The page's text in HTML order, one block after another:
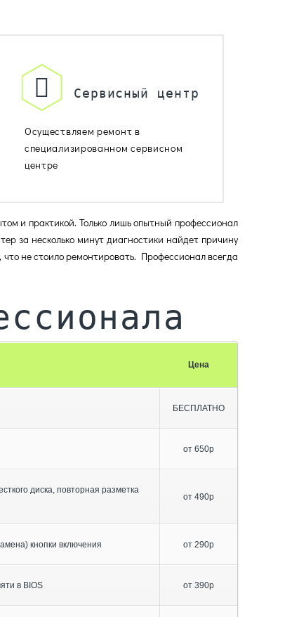
Сервисный центр
Осуществляем ремонт в
специализированном сервисном
центре
и практикой. Только лишь опытный профессионал
за несколько минут диагностики найдет причину
не стоило ремонтировать. Профессионал всегда
Цена
БЕСПЛАТНО
от 650р
диска, повторная разметка
от 490р
кнопки включения от 290р
в BIOS от 390р